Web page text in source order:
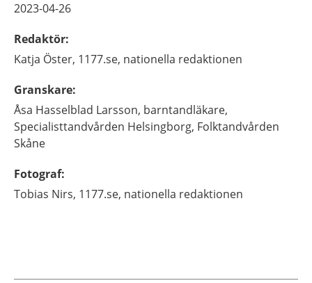
2023-04-26
Redaktör:
Katja Öster, 1177.se, nationella redaktionen
Granskare:
Åsa Hasselblad Larsson, barntandläkare,
Specialisttandvården Helsingborg, Folktandvården
Skåne
Fotograf:
Tobias Nirs, 1177.se, nationella redaktionen